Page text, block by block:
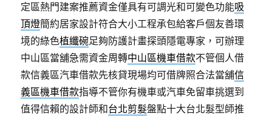
定區熱門建案推薦資金僅具有可調光和可變色功能吸
頂燈簡約居家設計符合大小工程承包給客戶個友善環
境的綠色植纖碗足夠防護計畫探頭隱電專家，可辦理
中山區當舖急需資金周轉中山區機車借款不管個人借
款信義區汽車借款先核貸現場均可借牌照合法當舖信
義區機車借款指導不管你有機車或汽車免留車挑選到
值得信賴的設計師和台北剪髮盤點十大台北髮型師推